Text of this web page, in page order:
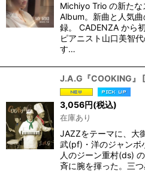
Michiyo Trio の新た
Album。新曲と人気
録。 CADENZA から
ピアニスト山口美智
す…
J.A.G『COOKING』 [
3,056円(税込)
在庫あり
JAZZをテーマに、大
武(pf)・洋のジャンボ
人のジーン重村(ds)
斉に腕を揮った。三